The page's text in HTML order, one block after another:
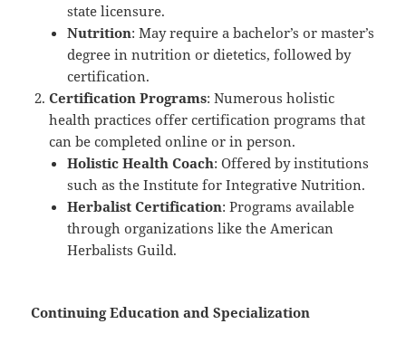
state licensure.
Nutrition: May require a bachelor’s or master’s
degree in nutrition or dietetics, followed by
certification.
Certification Programs: Numerous holistic
health practices offer certification programs that
can be completed online or in person.
Holistic Health Coach: Offered by institutions
such as the Institute for Integrative Nutrition.
Herbalist Certification: Programs available
through organizations like the American
Herbalists Guild.
Continuing Education and Specialization